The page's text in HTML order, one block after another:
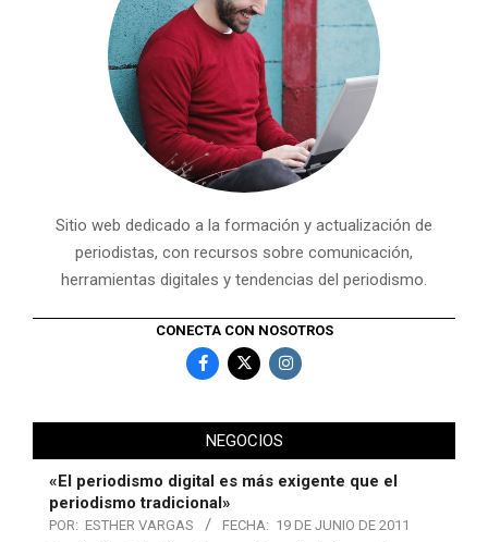
Sitio web dedicado a la formación y actualización de
periodistas, con recursos sobre comunicación,
herramientas digitales y tendencias del periodismo.
CONECTA CON NOSOTROS
NEGOCIOS
«El periodismo digital es más exigente que el
periodismo tradicional»
POR: ESTHER VARGAS FECHA: 19 DE JUNIO DE 2011